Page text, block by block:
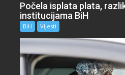
Počela isplata plata,
institucijama BiH
BiH Vijesti